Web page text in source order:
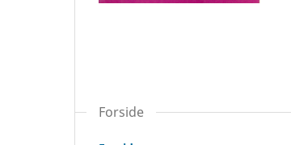
Forside